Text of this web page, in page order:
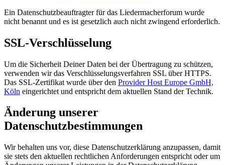
Ein Datenschutzbeauftragter für das Liedermacherforum wurde
nicht benannt und es ist gesetzlich auch nicht zwingend erforderlich.
SSL-Verschlüsselung
Um die Sicherheit Deiner Daten bei der Übertragung zu schützen,
verwenden wir das Verschlüsselungsverfahren SSL über HTTPS.
Das SSL-Zertifikat wurde über den Provider Host Europe GmbH,
Köln eingerichtet und entspricht dem aktuellen Stand der Technik.
Änderung unserer
Datenschutzbestimmungen
Wir behalten uns vor, diese Datenschutzerklärung anzupassen, damit
sie stets den aktuellen rechtlichen Anforderungen entspricht oder um